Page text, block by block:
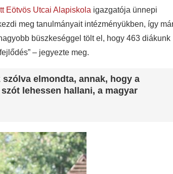
Eötvös Utcai Alapiskola igazgatója ünnepi
meg tanulmányait intézményükben, így
büszkeséggel tölt el, hogy 463 diákunk
– jegyezte meg.
elmondta, annak, hogy a
lehessen hallani, a magyar